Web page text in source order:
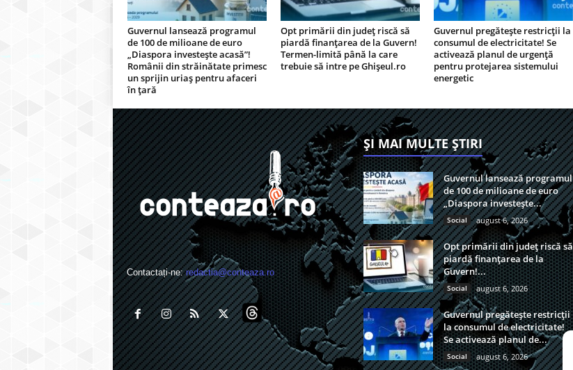
Guvernul lansează programul
de 100 de milioane de euro
„Diaspora investește acasă”!
Românii din străinătate primesc
un sprijin uriaș pentru afaceri
în țară
Opt primării din județ riscă să
piardă finanțarea de la Guvern!
Termen-limită până la care
trebuie să intre pe Ghișeul.ro
Guvernul pregătește restricții la
consumul de electricitate! Se
activează planul de urgență
pentru protejarea sistemului
energetic
Contactați-ne:redactia@conteaza.ro
ȘI MAI MULTE ȘTIRI
Guvernul lansează programul
de 100 de milioane de euro
„Diaspora investește...
Social august 6, 2026
Opt primării din județ riscă să
piardă finanțarea de la
Guvern!...
Social august 6, 2026
Guvernul pregătește restricții
la consumul de electricitate!
Se activează planul de...
Social august 6, 2026